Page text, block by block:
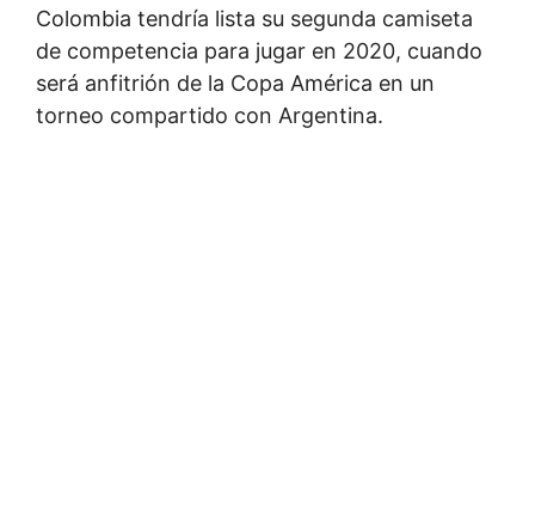
Colombia tendría lista su segunda camiseta
de competencia para jugar en 2020, cuando
será anfitrión de la Copa América en un
torneo compartido con Argentina.